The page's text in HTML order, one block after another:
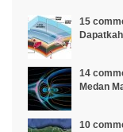
15
14
Medan
10